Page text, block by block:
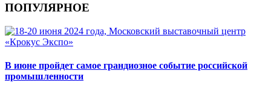
ПОПУЛЯРНОЕ
В июне пройдет самое грандиозное событие российской
промышленности